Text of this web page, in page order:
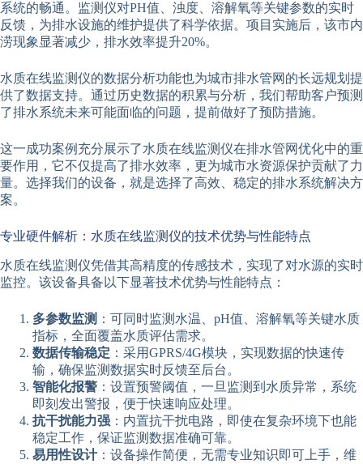
系统的畅通。监测仪对PH值、浊度、溶解氧等关键参数的实时
反馈，为排水设施的维护提供了科学依据。项目实施后，该市内
涝现象显著减少，排水效率提升20%。
水质在线监测仪的数据分析功能也为城市排水管网的长远规划提
供了数据支持。通过历史数据的积累与分析，我们帮助客户预测
了排水系统未来可能面临的问题，提前做好了预防措施。
这一成功案例充分展示了水质在线监测仪在排水管网优化中的重
要作用，它不仅提高了排水效率，更为城市水资源保护贡献了力
量。选择我们的设备，就是选择了高效、稳定的排水系统解决方
案。
专业硬件解析：水质在线监测仪的技术优势与性能特点
水质在线监测仪凭借其高精度的传感技术，实现了对水源的实时
监控。该设备具备以下显著技术优势与性能特点：
多参数监测 ：可同时监测水温、pH值、溶解氧等关键水质
指标，全面覆盖水质评估需求。
数据传输稳定 ：采用GPRS/4G模块，实现数据的快速传
输，确保监测数据实时反馈至后台。
智能化报警 ：设置预警阈值，一旦监测到水质异常，系统
即刻发出警报，便于快速响应处理。
抗干扰能力强 ：内置抗干扰电路，即使在复杂环境下也能
稳定工作，保证监测数据准确可靠。
易用性设计：设备操作简便，无需专业知识即可上手，维